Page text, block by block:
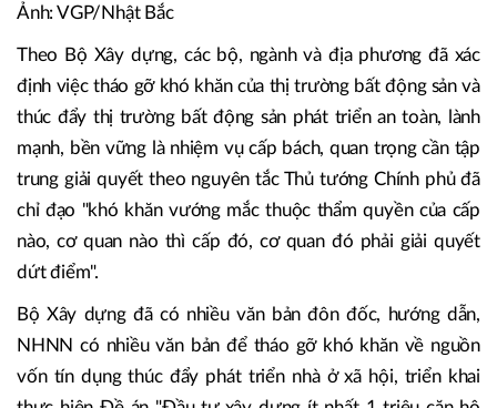
phương, ngân hàng, doanh nghiệp, người dân đều phải có
trách nhiệm, chung tay đoàn kết giải quyết các khó khăn,
vướng mắc, tiếp tục tạo chuyển biến tích cực sau hội nghị -
Ảnh: VGP/Nhật Bắc
Theo Bộ Xây dựng, các bộ, ngành và địa phương đã xác
định việc tháo gỡ khó khăn của thị trường bất động sản và
thúc đẩy thị trường bất động sản phát triển an toàn, lành
trung giải quyết theo nguyên tắc Thủ tướng Chính phủ đã
chỉ đạo "khó khăn vướng mắc thuộc thẩm quyền của cấp
nào, cơ quan nào thì cấp đó, cơ quan đó phải giải quyết